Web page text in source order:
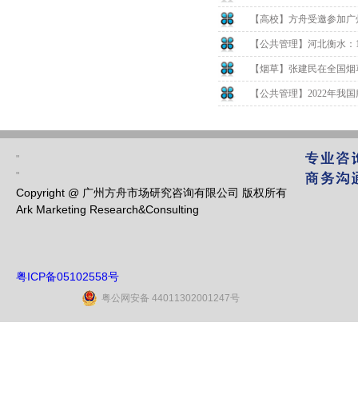
【高校】方舟受邀参加
【公共管理】河北衡水
【烟草】张建民在全国
【公共管理】2022年我
"
"
Copyright @ 广州方舟市场研究咨询有限公司 版权所有
Ark Marketing Research&Consulting
粤ICP备05102558号
粤公网安备 44011302001247号